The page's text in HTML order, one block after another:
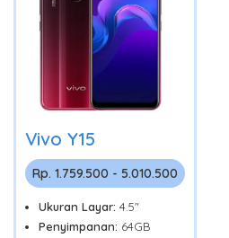
Vivo Y15
Rp. 1.759.500 - 5.010.500
Ukuran Layar: 4.5"
Penyimpanan: 64GB